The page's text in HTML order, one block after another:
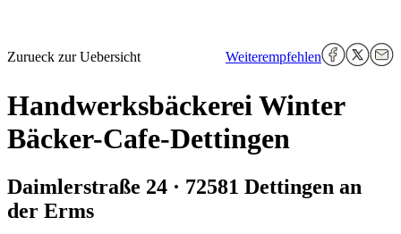
Zurueck zur Uebersicht Weiterempfehlen
Handwerksbäckerei Winter
Bäcker-Cafe-Dettingen
Daimlerstraße 24 · 72581 Dettingen an
der Erms